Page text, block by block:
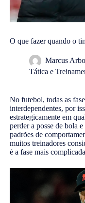
O que fazer quando o
Marcus
Tática e
No futebol, todas as
interdependentes, por
estrategicamente em
perder a posse de bola
padrões de
muitos treinadores
é a fase mais